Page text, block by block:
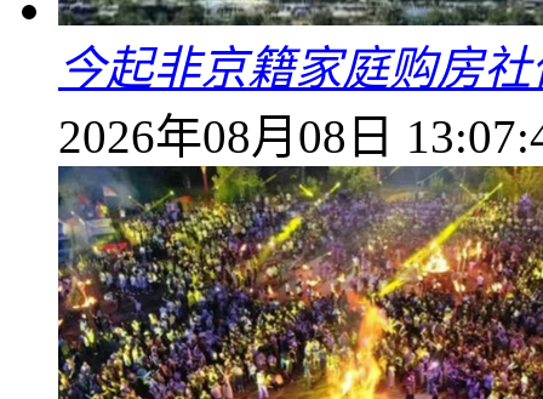
今起非京籍家庭购房
2026年08月08日